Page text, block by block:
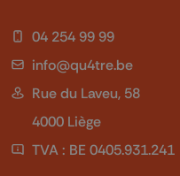
04 254 99 99
info@qu4tre.be
Rue du Laveu, 58
4000 Liège
TVA : BE 0405.931.241